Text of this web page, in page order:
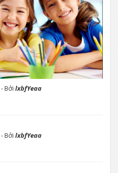
- Bởi lxbfYeaa
- Bởi lxbfYeaa